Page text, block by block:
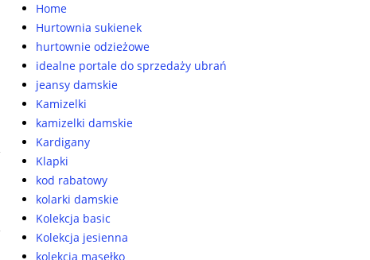
Home
Hurtownia sukienek
hurtownie odzieżowe
idealne portale do sprzedaży ubrań
jeansy damskie
Kamizelki
kamizelki damskie
Kardigany
Klapki
kod rabatowy
kolarki damskie
Kolekcja basic
Kolekcja jesienna
kolekcja masełko